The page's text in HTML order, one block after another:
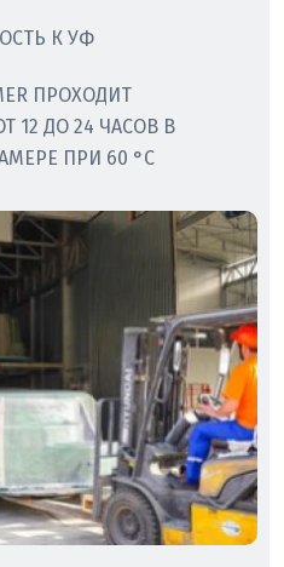
К УФ
ПРОХОДИТ
12 ДО 24 ЧАСОВ В
ПРИ 60 °C